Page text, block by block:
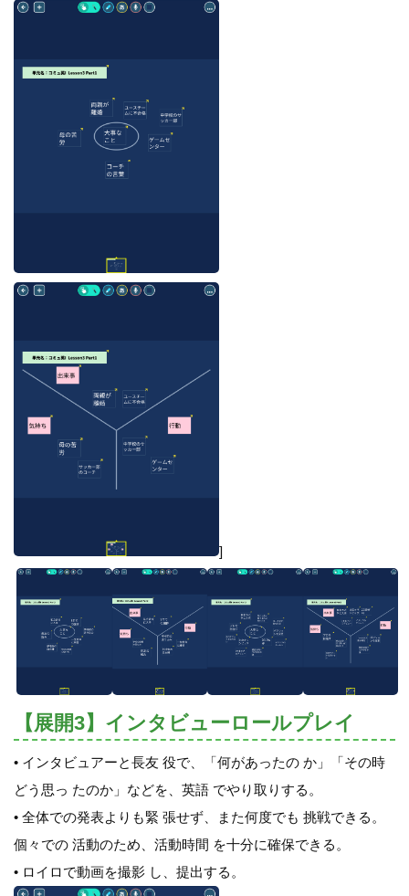
]
【展開3】インタビューロールプレイ
• インタビュアーと長友 役で、「何があったの か」「その時
どう思っ たのか」などを、英語 でやり取りする。
• 全体での発表よりも緊 張せず、また何度でも 挑戦できる。
個々での 活動のため、活動時間 を十分に確保できる。
• ロイロで動画を撮影 し、提出する。